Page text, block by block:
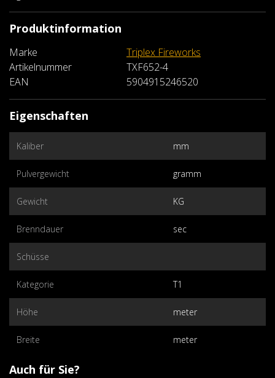
Produktinformation
Marke
Triplex Fireworks
Artikelnummer
TXF652-4
EAN
5904915246520
Eigenschaften
Kaliber mm
Pulvergewicht gramm
Gewicht KG
Brenndauer sec
Schüsse
Kategorie T1
Höhe meter
Breite meter
Auch für Sie?